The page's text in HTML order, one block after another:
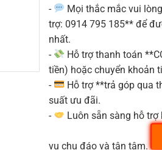
-
Mọi thắc mắc vui
trợ: 0914 795 185** để
nhất.
-
Hỗ trợ thanh toán
tiền) hoặc chuyển khoản
-
Hỗ trợ **trả góp qua
suất ưu đãi.
-
Luôn sẵn sàng hỗ
vụ chu đáo và tận tâm.